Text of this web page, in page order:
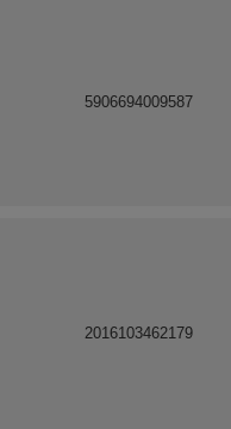
5906694009587
2016103462179